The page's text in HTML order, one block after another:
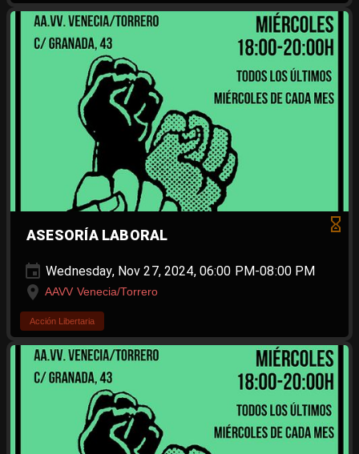
ASESORÍA LABORAL
Wednesday, Nov 27, 2024, 06:00 PM-08:00 PM
AAVV Venecia/Torrero
Acción Libertaria